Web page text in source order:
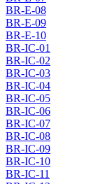
BR-E-08
BR-E-09
BR-E-10
BR-IC-01
BR-IC-02
BR-IC-03
BR-IC-04
BR-IC-05
BR-IC-06
BR-IC-07
BR-IC-08
BR-IC-09
BR-IC-10
BR-IC-11